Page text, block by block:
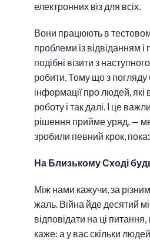
електронних віз для всіх.
Вони працюють в
проблеми із відвіданням
подібні візити з
робити. Тому що з
інформації про людей,
роботу і так далі. І це
рішення прийме уряд, —
зробили певний крок,
На Близькому Сході
Між нами кажучи, за
жаль. Війна йде десятий
відповідати на ці
каже: а у вас скільки